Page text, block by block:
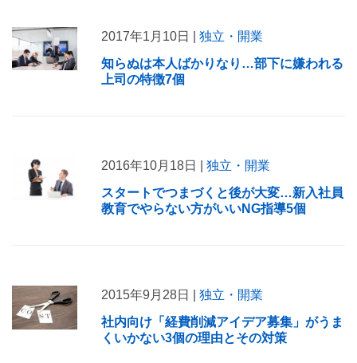
2017年1月10日 | 独立・開業
知らぬは本人ばかりなり…部下に嫌われる
上司の特徴7個
2016年10月18日 | 独立・開業
スタートでつまづくと後が大変…新入社員
教育でやらない方がいいNG指導5個
2015年9月28日 | 独立・開業
社内向け「経費削減アイデア募集」がうま
くいかない3個の理由とその対策